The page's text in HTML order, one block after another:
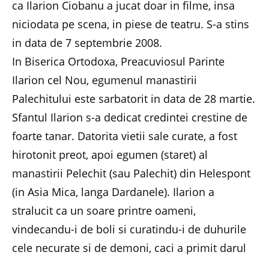
ca Ilarion Ciobanu a jucat doar in filme, insa
niciodata pe scena, in piese de teatru. S-a stins
in data de 7 septembrie 2008.
In Biserica Ortodoxa, Preacuviosul Parinte
Ilarion cel Nou, egumenul manastirii
Palechitului este sarbatorit in data de 28 martie.
Sfantul Ilarion s-a dedicat credintei crestine de
foarte tanar. Datorita vietii sale curate, a fost
hirotonit preot, apoi egumen (staret) al
manastirii Pelechit (sau Palechit) din Helespont
(in Asia Mica, langa Dardanele). Ilarion a
stralucit ca un soare printre oameni,
vindecandu-i de boli si curatindu-i de duhurile
cele necurate si de demoni, caci a primit darul